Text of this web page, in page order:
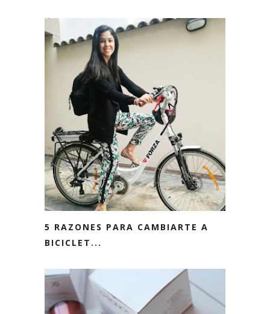
5 RAZONES PARA CAMBIARTE A
BICICLET...